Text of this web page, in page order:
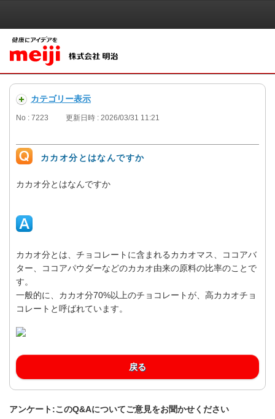
カテゴリー表示
No : 7223 更新日時 : 2026/03/31 11:21
カカオ分とはなんですか
カカオ分とはなんですか
カカオ分とは、チョコレートに含まれるカカオマス、ココアバ
ター、ココアパウダーなどのカカオ由来の原料の比率のことで
す。
一般的に、カカオ分70%以上のチョコレートが、高カカオチョ
コレートと呼ばれています。
戻る
アンケート:このQ&Aについてご意見をお聞かせください